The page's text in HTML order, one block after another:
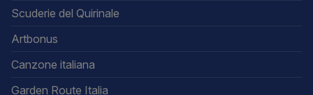
Scuderie del Quirinale
Artbonus
Canzone italiana
Garden Route Italia